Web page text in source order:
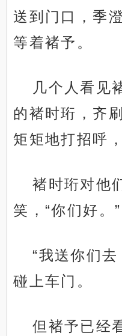
送到门口，季
等着褚予。
几个人看见
的褚时珩，齐
矩矩地打招呼
褚时珩对他
笑，“你们好。”
“我送你们
碰上车门。
但褚予已经